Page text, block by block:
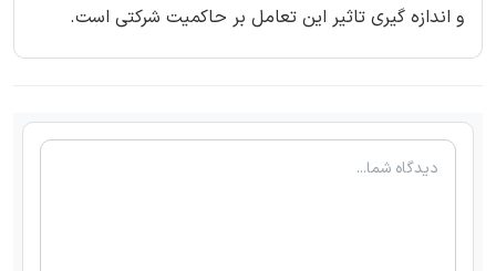
و اندازه گیری تاثیر این تعامل بر حاکمیت شرکتی است.